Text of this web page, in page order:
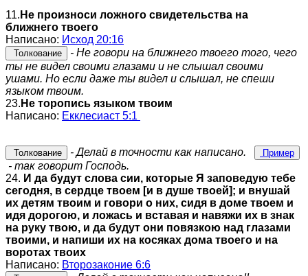
11. Не произноси ложного свидетельства на
ближнего твоего
Написано: Исход 20:16
Толкование
- Не говори на ближнего твоего того, чего
ты не видел своими глазами и не слышал своими
ушами. Но если даже ты видел и слышал, не спеши
языком твоим.
23. Не торопись языком твоим
Написано: Екклесиаст 5:1
Толкование - Делай в точности как написано. Пример
- так говорит Господь.
24. И да будут слова сии, которые Я заповедую тебе
сегодня, в сердце твоем [и в душе твоей]; и внушай
их детям твоим и говори о них, сидя в доме твоем и
идя дорогою, и ложась и вставая и навяжи их в знак
на руку твою, и да будут они повязкою над глазами
твоими, и напиши их на косяках дома твоего и на
воротах твоих
Написано: Второзаконие 6:6